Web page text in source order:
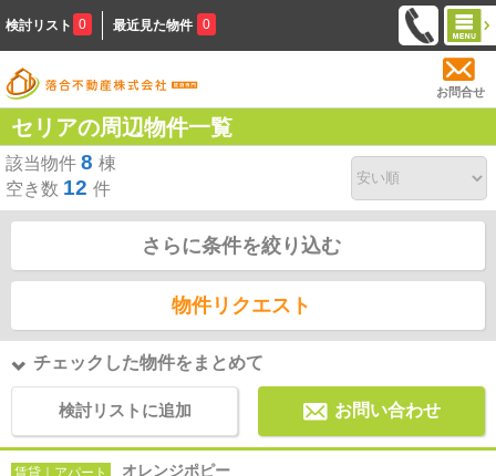
検討リスト 0 最近見た物件 0
お問合せ
セリアの周辺物件一覧
該当物件 8 棟
空き数 12 件
さらに条件を絞り込む
物件リクエスト
チェックした物件をまとめて
検討リストに追加 お問い合わせ
賃貸｜アパート オレンジポピー